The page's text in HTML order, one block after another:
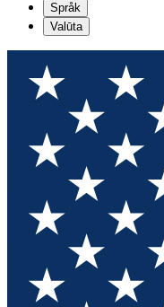
Språk
Valūta